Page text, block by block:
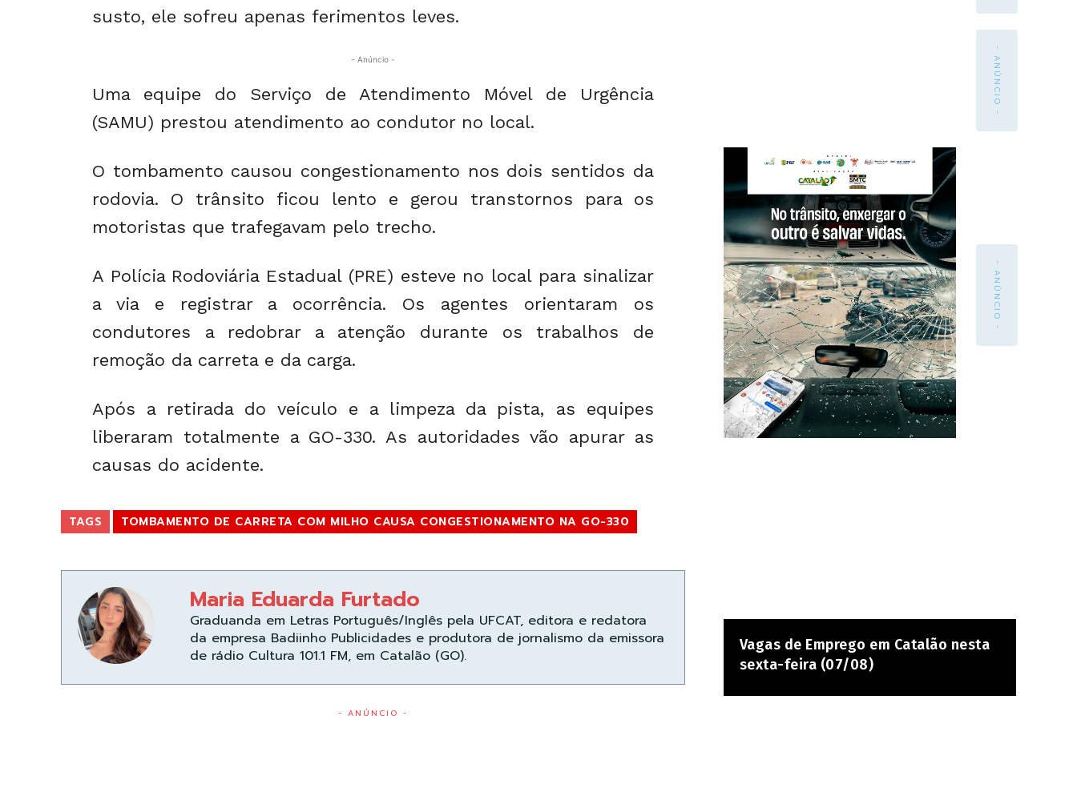
susto, ele sofreu apenas ferimentos leves.
- Anúncio -
Uma equipe do Serviço de Atendimento Móvel de Urgência
(SAMU) prestou atendimento ao condutor no local.
O tombamento causou congestionamento nos dois sentidos da
rodovia. O trânsito ficou lento e gerou transtornos para os
motoristas que trafegavam pelo trecho.
A Polícia Rodoviária Estadual (PRE) esteve no local para sinalizar
a via e registrar a ocorrência. Os agentes orientaram os
condutores a redobrar a atenção durante os trabalhos de
remoção da carreta e da carga.
Após a retirada do veículo e a limpeza da pista, as equipes
liberaram totalmente a GO-330. As autoridades vão apurar as
causas do acidente.
TAGS TOMBAMENTO DE CARRETA COM MILHO CAUSA CONGESTIONAMENTO NA GO-330
Maria Eduarda Furtado
Graduanda em Letras Português/Inglês pela UFCAT, editora e redatora
da empresa Badiinho Publicidades e produtora de jornalismo da emissora
de rádio Cultura 101.1 FM, em Catalão (GO).
- ANÚNCIO -
- ANÚNCIO -
- ANÚNCIO -
Vagas de Emprego em Catalão nesta
sexta-feira (07/08)